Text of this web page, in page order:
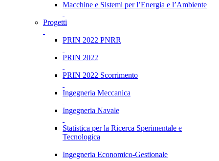
Macchine e Sistemi per l’Energia e l’Ambiente
Progetti
PRIN 2022 PNRR
PRIN 2022
PRIN 2022 Scorrimento
Ingegneria Meccanica
Ingegneria Navale
Statistica per la Ricerca Sperimentale e
Tecnologica
Ingegneria Economico-Gestionale